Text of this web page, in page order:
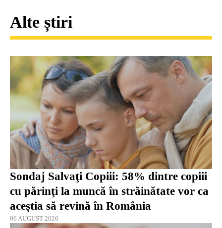
Alte știri
Sondaj Salvaţi Copiii: 58% dintre copiii
cu părinţi la muncă în străinătate vor ca
aceştia să revină în România
06 AUGUST 2026